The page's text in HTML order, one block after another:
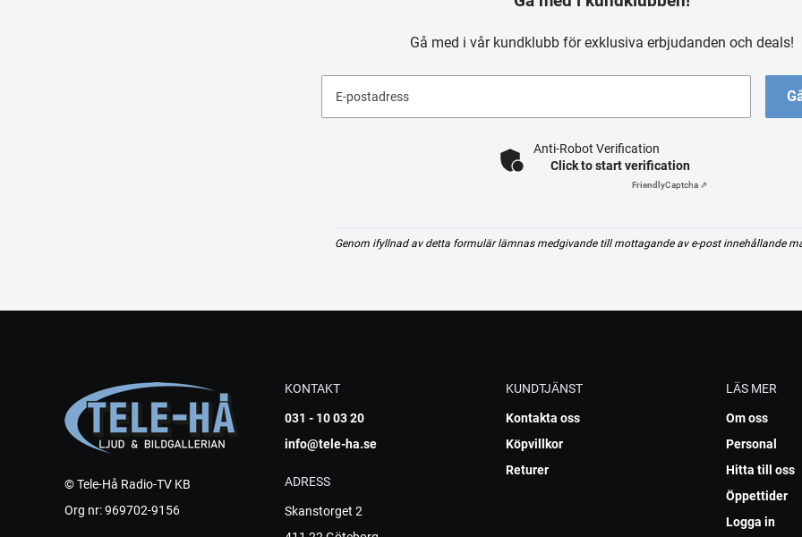
Gå med i vår kundklubb för exklusiva erbjudanden och deals!
E-postadress
Anti-Robot Verification
Click to start verification
FriendlyCaptcha ⇗
Genom ifyllnad av detta formulär lämnas medgivande till mottagande av e-post innehållande
© Tele-Hå Radio-TV KB
Org nr: 969702-9156
KONTAKT
031 - 10 03 20
info@tele-ha.se
ADRESS
Skanstorget 2
KUNDTJÄNST
Kontakta oss
Köpvillkor
Returer
LÄS MER
Om oss
Personal
Hitta till oss
Öppettider
Logga in